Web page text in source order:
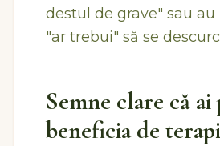
destul de grave" sau au
"ar trebui" să se
Semne clare că ai
beneficia de